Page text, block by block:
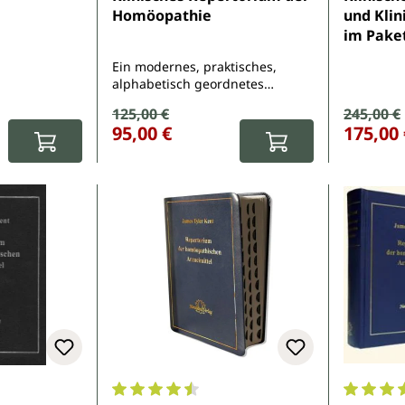
Homöopathie
Ein modernes, praktisches,
alphabetisch geordnetes
Verkaufspreis:
Regulärer Preis:
125,00 €
95,00 €
und
im
Regulärer
245,00 €
175,00